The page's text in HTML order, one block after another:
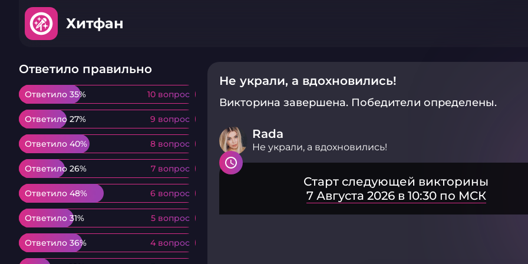
Хитфан
Ответило правильно
Ответило 35% 10 вопрос
Ответило 35% 10 вопрос
Ответило 27% 9 вопрос
Ответило 27% 9 вопрос
Ответило 40% 8 вопрос
Ответило 40% 8 вопрос
Ответило 26% 7 вопрос
Ответило 26% 7 вопрос
Ответило 48% 6 вопрос
Ответило 48% 6 вопрос
Ответило 31% 5 вопрос
Ответило 31% 5 вопрос
Ответило 36% 4 вопрос
Ответило 36% 4 вопрос
Не украли, а вдохновились!
Викторина завершена. Победители определены.
Rada
Не украли, а вдохновились!
Старт следующей викторины
7 Августа 2026 в 10:30 по МСК